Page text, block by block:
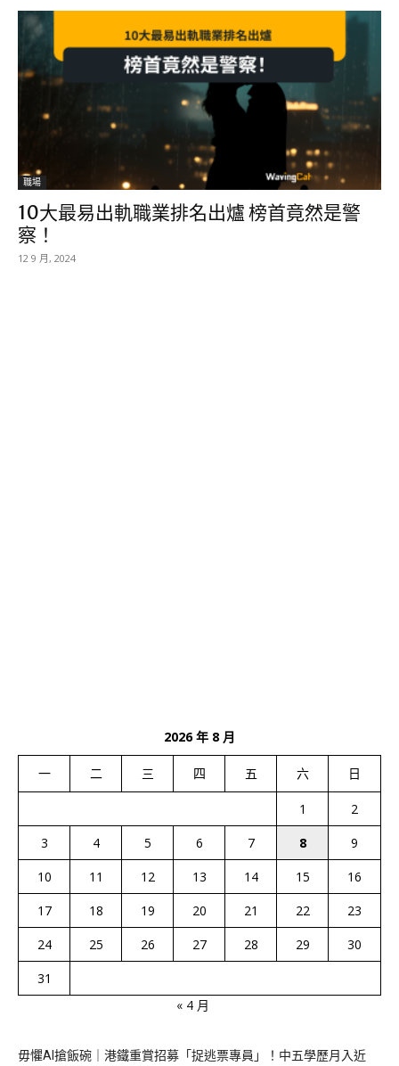
職場
10大最易出軌職業排名出爐 榜首竟然是警
察！
12 9 月, 2024
2026 年 8 月
一 二 三 四 五 六 日
1
2
3
4 5 6 7 8
9
10
11 12 13 14 15
16
17
18 19 20 21 22
23
24
25 26 27 28 29
30
31
« 4 月
毋懼AI搶飯碗｜港鐵重賞招募「捉逃票專員」！中五學歷月入近